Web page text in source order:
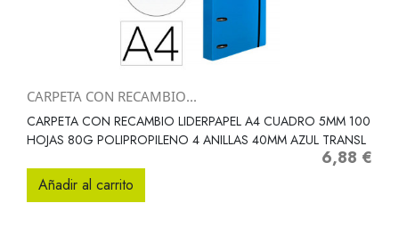
CARPETA CON RECAMBIO...
CARPETA CON RECAMBIO LIDERPAPEL A4 CUADRO 5MM 100
HOJAS 80G POLIPROPILENO 4 ANILLAS 40MM AZUL TRANSL
Precio
6,88 €
Añadir al carrito